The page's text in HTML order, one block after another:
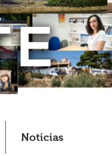
Noticias